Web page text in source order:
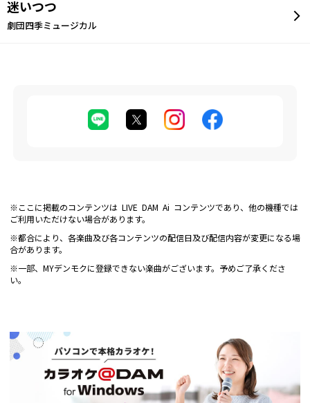
迷いつつ
劇団四季ミュージカル
※ここに掲載のコンテンツは LIVE DAM Ai コンテンツであり、他の機種では
ご利用いただけない場合があります。
※都合により、各楽曲及び各コンテンツの配信日及び配信内容が変更になる場
合があります。
※一部、MYデンモクに登録できない楽曲がございます。予めご了承くださ
い。